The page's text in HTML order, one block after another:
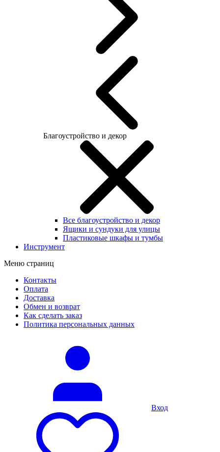
Благоустройство и декор
Все благоустройство и декор
Ящики и сундуки для улицы
Пластиковые шкафы и тумбы
Инструмент
Меню страниц
Контакты
Оплата
Доставка
Обмен и возврат
Как сделать заказ
Политика персональных данных
Вход